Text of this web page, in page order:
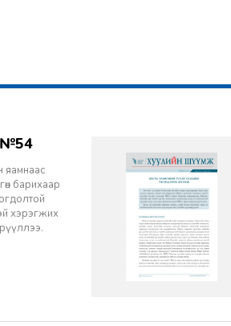
№54
яамнаас
барихаар
хэрэгжих